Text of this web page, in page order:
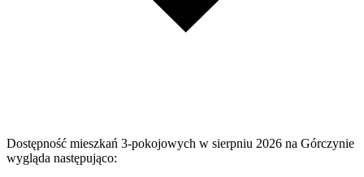
Dostępność mieszkań 3-pokojowych w sierpniu 2026 na Górczynie
wygląda następująco: